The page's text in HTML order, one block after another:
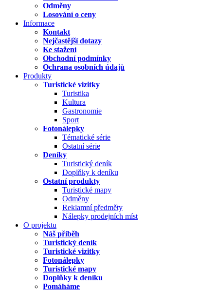
Odměny
Losování o ceny
Informace
Kontakt
Nejčastější dotazy
Ke stažení
Obchodní podmínky
Ochrana osobních údajů
Produkty
Turistické vizitky
Turistika
Kultura
Gastronomie
Sport
Fotonálepky
Tématické série
Ostatní série
Deníky
Turistický deník
Doplňky k deníku
Ostatní produkty
Turistické mapy
Odměny
Reklamní předměty
Nálepky prodejních míst
O projektu
Náš příběh
Turistický deník
Turistické vizitky
Fotonálepky
Turistické mapy
Doplňky k deníku
Pomáháme